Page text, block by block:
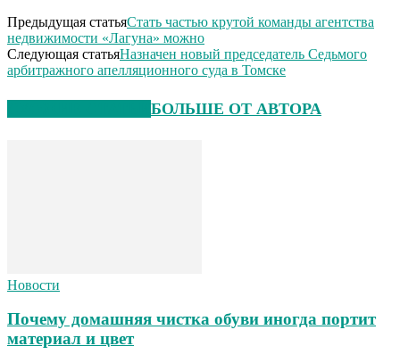
Предыдущая статьяСтать частью крутой команды агентства
недвижимости «Лагуна» можно
Следующая статьяНазначен новый председатель Седьмого
арбитражного апелляционного суда в Томске
БОЛЬШЕ ОТ АВТОРА
Новости
Почему домашняя чистка обуви иногда портит
материал и цвет